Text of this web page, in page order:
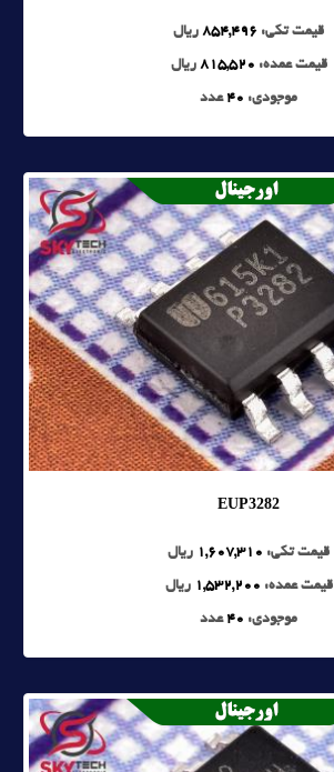
قیمت تکی: 854,496 ریال
قیمت عمده: 815,520 ریال
موجودی: 40 عدد
EUP3282
قیمت تکی: 1,607,310 ریال
قیمت عمده: 1,532,200 ریال
موجودی: 40 عدد